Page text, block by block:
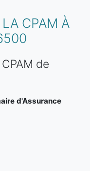
CPAM À
de
d'Assurance